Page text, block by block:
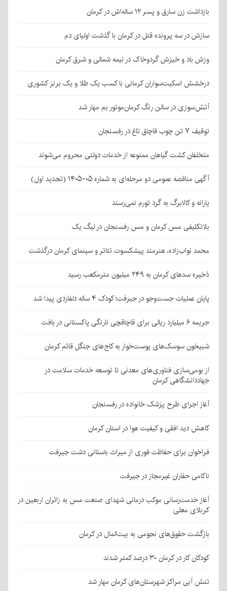
بازداشت زن سارق و پسر ۱۲ ساله‌اش در کرمان
سازش در سه پرونده قتل در کرمان با گذشت اولیای دم
وزش باد و خیزش گردوخاک در نیمه شمالی و شرق کرمان
درخشش اسکیت‌سواران کرمانی با کسب یک طلا و یک برنز کشوری
آتش‌سوزی در سالن رنگ کرمان‌موتور بم مهار شد
توقیف ۷ تن چوب قاچاق تاغ در رفسنجان
متخلفان کشت گیاهان ممنوعه از خدمات دولتی محروم می‌شوند
آگهی مناقصه عمومی دو مرحله‌ای به شماره ۰۵-۱۴۰۵ (تجدید اول)
یارانه و کالابرگ به گرد تورم نمی‌رسند
بلاتکلیفی مس کرمان و مس رفسنجان در لیگ یک
محمد نواب‌زاده، هنرمند پیشکسوت تئاتر و سینمای کرمان درگذشت
ذخیره سدهای کرمان به ۲۴۹ میلیون مترمکعب رسید
پایان عملیات جست‌وجو در جیرفت؛ کودک ۴ ساله دلفاردی پیدا شد
جریمه ۶ میلیارد ریالی برای قاچاقچی نارنگی پاکستانی در بافت
شبیخون سوسک‌های پوست‌خوار به کاج‌های جنگل قائم کرمان
از بومی‌سازی فناوری‌های معدنی تا توسعه خدمات سلامت در
جهاددانشگاهی کرمان
آغاز اجرای طرح پزشک خانواده در رفسنجان
کاهش دید افقی و کیفیت هوا در استان کرمان
فراخوان برای حفاظت فوری از میراث باستانی دشت جیرفت
ناکامی حفاران غیرمجاز در جیرفت
آغاز خدمت‌رسانی موکب درمانی شهدای صنعت مس به زائران اربعین در
کربلای معلی
بازگشت حقوق‌های نجومی به بیت‌المال در کرمان
کودکان کار در کرمان ۳۰ درصد کمتر شدند
تنش آبی مراکز شهرستان‌های کرمان مهار شد